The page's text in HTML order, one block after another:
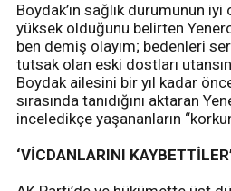
Boydak’ın sağlık durumunun
yüksek olduğunu belirten
ben demiş olayım; bedenleri
tutsak olan eski dostları
Boydak ailesini bir yıl kadar
sırasında tanıdığını aktaran
inceledikçe yaşananların
‘VİCDANLARINI